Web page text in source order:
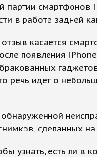
партии
в работе задней
касается
появления
речь идет о
сделанных
узнать, есть ли в